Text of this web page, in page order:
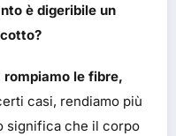
è digeribile un
rompiamo le fibre,
casi, rendiamo più
significa che il corpo